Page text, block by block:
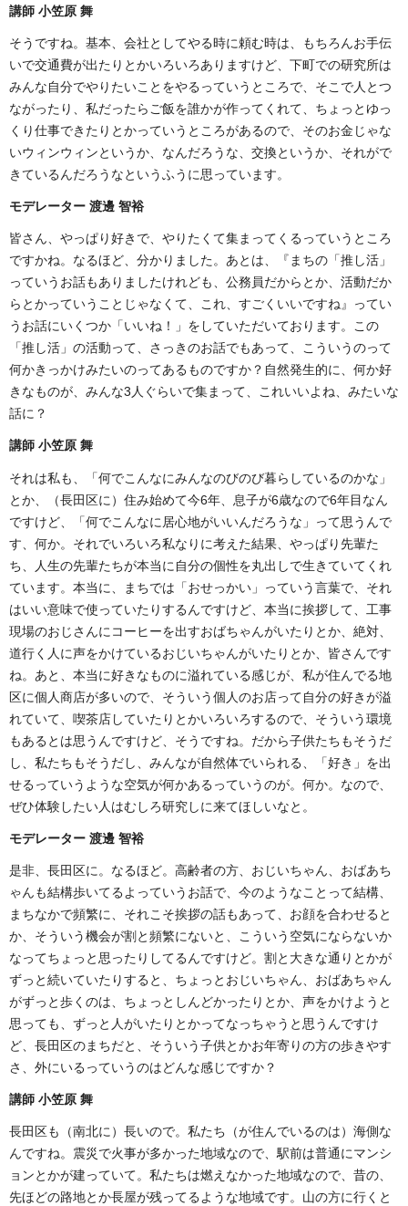
講師 小笠原 舞
そうですね。基本、会社としてやる時に頼む時は、もちろんお手伝
いで交通費が出たりとかいろいろありますけど、下町での研究所は
みんな自分でやりたいことをやるっていうところで、そこで人とつ
ながったり、私だったらご飯を誰かが作ってくれて、ちょっとゆっ
くり仕事できたりとかっていうところがあるので、そのお金じゃな
いウィンウィンというか、なんだろうな、交換というか、それがで
きているんだろうなというふうに思っています。
モデレーター 渡邊 智裕
皆さん、やっぱり好きで、やりたくて集まってくるっていうところ
ですかね。なるほど、分かりました。あとは、『まちの「推し活」
っていうお話もありましたけれども、公務員だからとか、活動だか
らとかっていうことじゃなくて、これ、すごくいいですね』ってい
うお話にいくつか「いいね！」をしていただいております。この
「推し活」の活動って、さっきのお話でもあって、こういうのって
何かきっかけみたいのってあるものですか？自然発生的に、何か好
きなものが、みんな3人ぐらいで集まって、これいいよね、みたいな
話に？
講師 小笠原 舞
それは私も、「何でこんなにみんなのびのび暮らしているのかな」
とか、（長田区に）住み始めて今6年、息子が6歳なので6年目なん
ですけど、「何でこんなに居心地がいいんだろうな」って思うんで
す、何か。それでいろいろ私なりに考えた結果、やっぱり先輩た
ち、人生の先輩たちが本当に自分の個性を丸出しで生きていてくれ
ています。本当に、まちでは「おせっかい」っていう言葉で、それ
はいい意味で使っていたりするんですけど、本当に挨拶して、工事
現場のおじさんにコーヒーを出すおばちゃんがいたりとか、絶対、
道行く人に声をかけているおじいちゃんがいたりとか、皆さんです
ね。あと、本当に好きなものに溢れている感じが、私が住んでる地
区に個人商店が多いので、そういう個人のお店って自分の好きが溢
れていて、喫茶店していたりとかいろいろするので、そういう環境
もあるとは思うんですけど、そうですね。だから子供たちもそうだ
し、私たちもそうだし、みんなが自然体でいられる、「好き」を出
せるっていうような空気が何かあるっていうのが。何か。なので、
ぜひ体験したい人はむしろ研究しに来てほしいなと。
モデレーター 渡邊 智裕
是非、長田区に。なるほど。高齢者の方、おじいちゃん、おばあち
ゃんも結構歩いてるよっていうお話で、今のようなことって結構、
まちなかで頻繁に、それこそ挨拶の話もあって、お顔を合わせると
か、そういう機会が割と頻繁にないと、こういう空気にならないか
なってちょっと思ったりしてるんですけど。割と大きな通りとかが
ずっと続いていたりすると、ちょっとおじいちゃん、おばあちゃん
がずっと歩くのは、ちょっとしんどかったりとか、声をかけようと
思っても、ずっと人がいたりとかってなっちゃうと思うんですけ
ど、長田区のまちだと、そういう子供とかお年寄りの方の歩きやす
さ、外にいるっていうのはどんな感じですか？
講師 小笠原 舞
長田区も（南北に）長いので。私たち（が住んでいるのは）海側な
んですね。震災で火事が多かった地域なので、駅前は普通にマンシ
ョンとかが建っていて。私たちは燃えなかった地域なので、昔の、
先ほどの路地とか長屋が残ってるような地域です。山の方に行くと